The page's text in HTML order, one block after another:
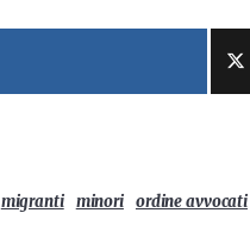
migranti minori ordine avvocati